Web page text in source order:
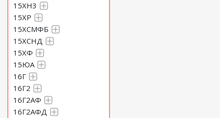
15ХН3
15ХР
15ХСМФБ
15ХСНД
15ХФ
15ЮА
16Г
16Г2
16Г2АФ
16Г2АФД